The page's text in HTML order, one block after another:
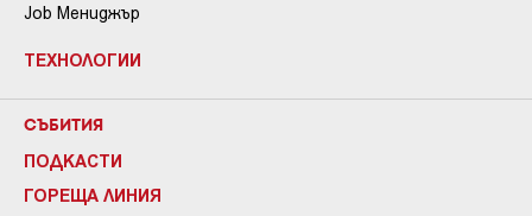
Job Мениджър
ТЕХНОЛОГИИ
СЪБИТИЯ
ПОДКАСТИ
ГОРЕЩА ЛИНИЯ